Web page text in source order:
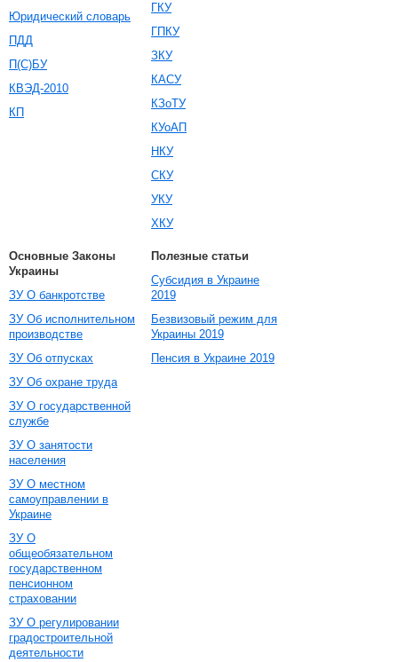
Юридический словарь
ПДД
П(С)БУ
КВЭД-2010
КП
ГКУ
ГПКУ
ЗКУ
КАСУ
КЗоТУ
КУоАП
НКУ
СКУ
УКУ
ХКУ
Основные Законы
Украины
ЗУ О банкротстве
ЗУ Об исполнительном
производстве
ЗУ Об отпусках
ЗУ Об охране труда
ЗУ О государственной
службе
ЗУ О занятости
населения
ЗУ О местном
самоуправлении в
Украине
ЗУ О
общеобязательном
государственном
пенсионном
страховании
ЗУ О регулировании
градостроительной
деятельности
Полезные статьи
Субсидия в Украине
2019
Безвизовый режим для
Украины 2019
Пенсия в Украине 2019